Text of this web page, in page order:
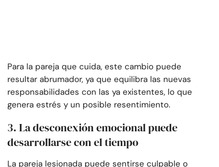
Para la pareja que cuida, este cambio puede
resultar abrumador, ya que equilibra las nuevas
responsabilidades con las ya existentes, lo que
genera estrés y un posible resentimiento.
3. La desconexión emocional puede
desarrollarse con el tiempo
La pareja lesionada puede sentirse culpable o